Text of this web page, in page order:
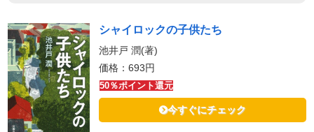
シャイロックの子供たち
池井戸 潤(著)
価格：693円
50％ポイント還元
今すぐにチェック